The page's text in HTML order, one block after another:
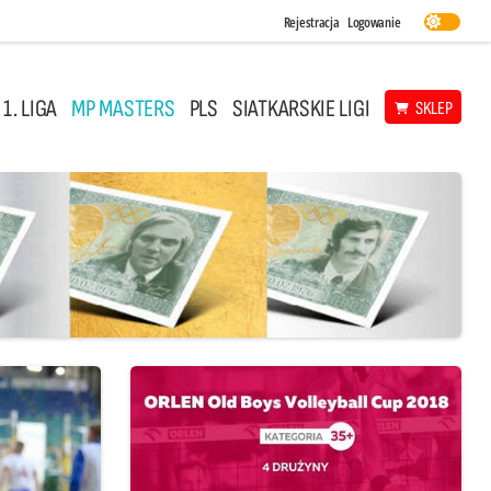
Rejestracja Logowanie
LIGA MP MASTERS PLS SIATKARSKIE LIGI SKLEP